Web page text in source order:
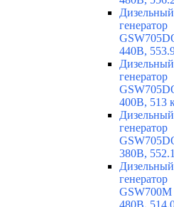
Дизельный
генератор
440В,
Дизельный
генератор
400В, 513
Дизельный
генератор
380В,
Дизельный
генератор